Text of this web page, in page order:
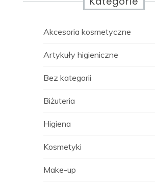
Akcesoria kosmetyczne
Artykuły higieniczne
Bez kategorii
Biżuteria
Higiena
Kosmetyki
Make-up